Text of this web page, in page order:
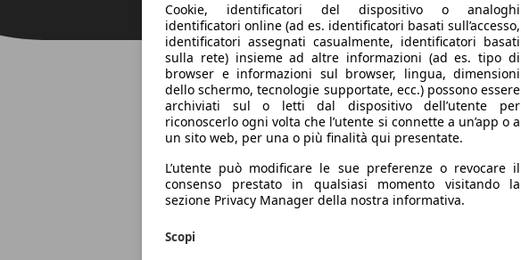
Cookie, identificatori del dispositivo o analoghi
identificatori online (ad es. identificatori basati sull’accesso,
identificatori assegnati casualmente, identificatori basati
sulla rete) insieme ad altre informazioni (ad es. tipo di
browser e informazioni sul browser, lingua, dimensioni
dello schermo, tecnologie supportate, ecc.) possono essere
archiviati sul o letti dal dispositivo dell’utente per
riconoscerlo ogni volta che l’utente si connette a un’app o a
un sito web, per una o più finalità qui presentate.
L’utente può modificare le sue preferenze o revocare il
consenso prestato in qualsiasi momento visitando la
sezione Privacy Manager della nostra informativa.
Scopi